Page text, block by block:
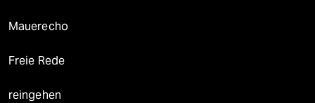
Mauerecho
Freie Rede
reingehen